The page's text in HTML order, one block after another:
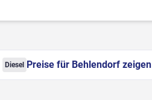
Diesel Preise für Behlendorf zeigen